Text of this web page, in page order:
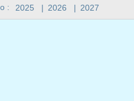
: 2025 | 2026 | 2027